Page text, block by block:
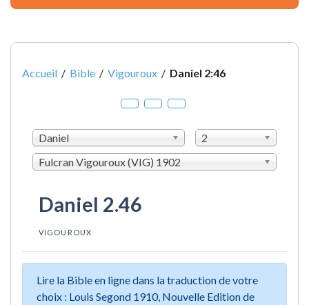
Accueil / Bible / Vigouroux / Daniel 2:46
Daniel
2
Fulcran Vigouroux (VIG) 1902
Daniel 2.46
VIGOUROUX
Lire la Bible en ligne dans la traduction de votre
choix : Louis Segond 1910, Nouvelle Edition de